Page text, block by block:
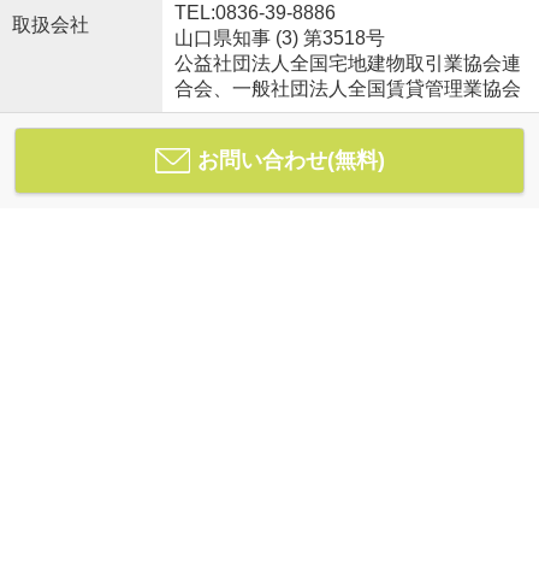
取扱会社
TEL:0836-39-8886
山口県知事 (3) 第3518号
公益社団法人全国宅地建物取引業協会連
合会、一般社団法人全国賃貸管理業協会
お問い合わせ(無料)